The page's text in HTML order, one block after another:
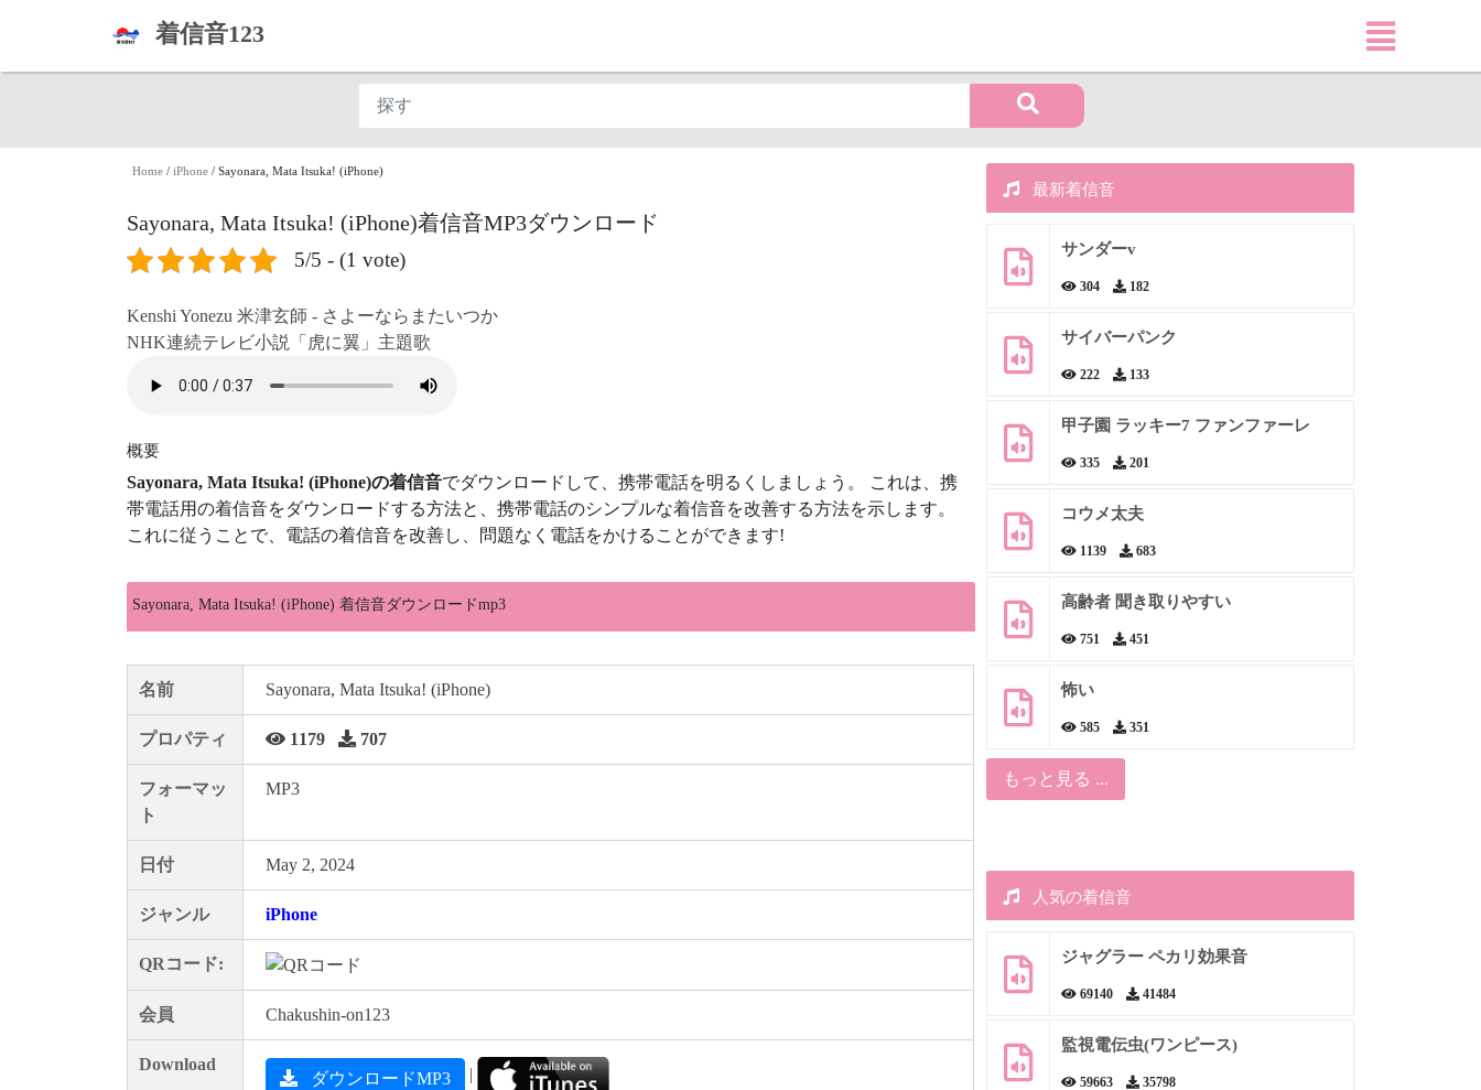
着信音123
Home / iPhone / Sayonara, Mata Itsuka! (iPhone)
Sayonara, Mata Itsuka! (iPhone)着信音MP3ダウンロード
5/5 - (1 vote)
Kenshi Yonezu 米津玄師 - さよーならまたいつか
NHK連続テレビ小説「虎に翼」主題歌
概要
Sayonara, Mata Itsuka! (iPhone)の着信音でダウンロードして、携帯電話を明るくしましょう。 これは、携
帯電話用の着信音をダウンロードする方法と、携帯電話のシンプルな着信音を改善する方法を示します。
これに従うことで、電話の着信音を改善し、問題なく電話をかけることができます!
Sayonara, Mata Itsuka! (iPhone) 着信音ダウンロードmp3
名前 Sayonara, Mata Itsuka! (iPhone)
プロパティ 1179 707
フォーマッ
ト
MP3
日付 May 2, 2024
ジャンル iPhone
QRコード:
会員 Chakushin-on123
Download
ダウンロードMP3 |
最新着信音
サンダーv
304 182
サイバーパンク
222 133
甲子園 ラッキー7 ファンファーレ
335 201
コウメ太夫
1139 683
高齢者 聞き取りやすい
751 451
怖い
585 351
もっと見る ...
人気の着信音
ジャグラー ペカリ効果音
69140 41484
監視電伝虫(ワンピース)
59663 35798